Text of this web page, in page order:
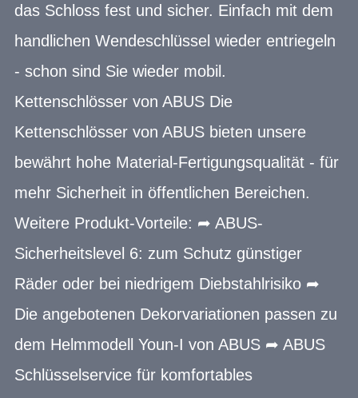
das Schloss fest und sicher. Einfach mit dem
handlichen Wendeschlüssel wieder entriegeln
- schon sind Sie wieder mobil.
Kettenschlösser von ABUS Die
Kettenschlösser von ABUS bieten unsere
bewährt hohe Material-Fertigungsqualität - für
mehr Sicherheit in öffentlichen Bereichen.
Weitere Produkt-Vorteile: ➦ ABUS-
Sicherheitslevel 6: zum Schutz günstiger
Räder oder bei niedrigem Diebstahlrisiko ➦
Die angebotenen Dekorvariationen passen zu
dem Helmmodell Youn-I von ABUS ➦ ABUS
Schlüsselservice für komfortables